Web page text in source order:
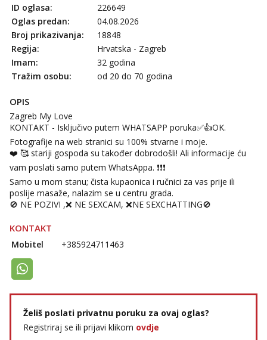
ID oglasa:
226649
Oglas predan:
04.08.2026
Broj prikazivanja:
18848
Regija:
Hrvatska - Zagreb
Imam:
32 godina
Tražim osobu:
od 20 do 70 godina
OPIS
Zagreb My Love
KONTAKT - Isključivo putem WHATSAPP poruka✅️👍OK.
Fotografije na web stranici su 100% stvarne i moje.
❤️ 🥰 stariji gospoda su također dobrodošli! Ali informacije ću
vam poslati samo putem WhatsAppa. ❗️❗️❗️
Samo u mom stanu; čista kupaonica i ručnici za vas prije ili
poslije masaže, nalazim se u centru grada.
🚫 NE POZIVI ,❌️ NE SEXCAM, ❌️NE SEXCHATTING🚫
KONTAKT
Mobitel +385924711463
Želiš poslati privatnu poruku za ovaj oglas?
Registriraj se ili prijavi klikom ovdje